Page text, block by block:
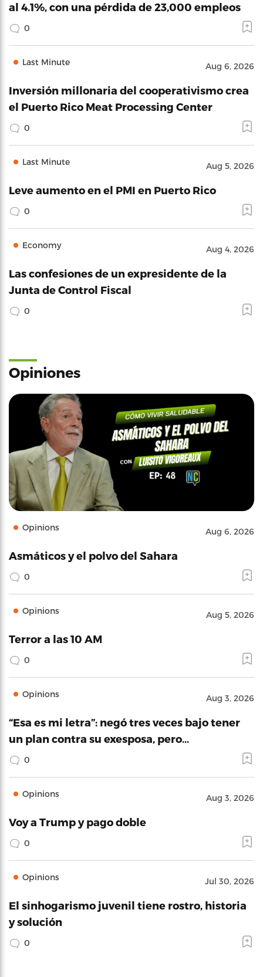
al 4.1%, con una pérdida de 23,000 empleos
0
Last Minute Aug 6, 2026
Inversión millonaria del cooperativismo crea
el Puerto Rico Meat Processing Center
0
Last Minute Aug 5, 2026
Leve aumento en el PMI en Puerto Rico
0
Economy Aug 4, 2026
Las confesiones de un expresidente de la
Junta de Control Fiscal
0
Opiniones
Opinions Aug 6, 2026
Asmáticos y el polvo del Sahara
0
Opinions Aug 5, 2026
Terror a las 10 AM
0
Opinions Aug 3, 2026
“Esa es mi letra”: negó tres veces bajo tener
un plan contra su exesposa, pero…
0
Opinions Aug 3, 2026
Voy a Trump y pago doble
0
Opinions Jul 30, 2026
El sinhogarismo juvenil tiene rostro, historia
y solución
0